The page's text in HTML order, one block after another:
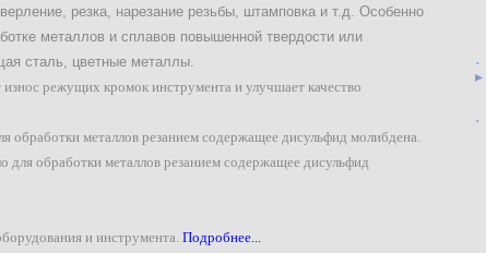
резка, нарезание резьбы, штамповка и т.д. Особенно
металлов и сплавов повышенной твердости или
сталь, цветные металлы.
износ режущих кромок инструмента и улучшает качество
обработки металлов резанием содержащее дисульфид молибдена.
для обработки металлов резанием содержащее дисульфид
и инструмента.Подробнее...